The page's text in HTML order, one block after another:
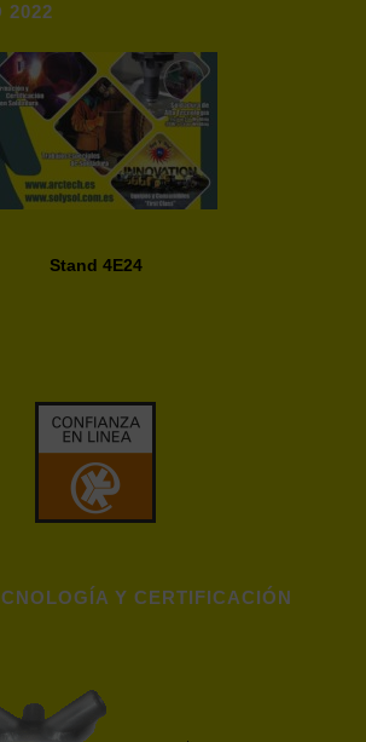
2022
Stand 4E24
Y CERTIFICACIÓN